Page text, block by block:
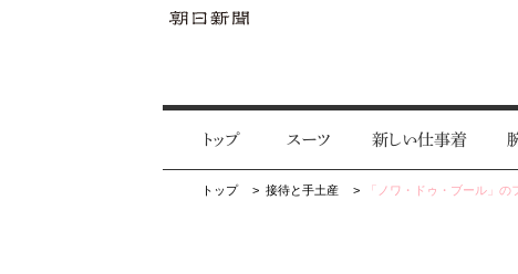
トップ スーツ 新しい仕事着
トップ 接待と手土産 「ノワ・ドゥ・ブール」